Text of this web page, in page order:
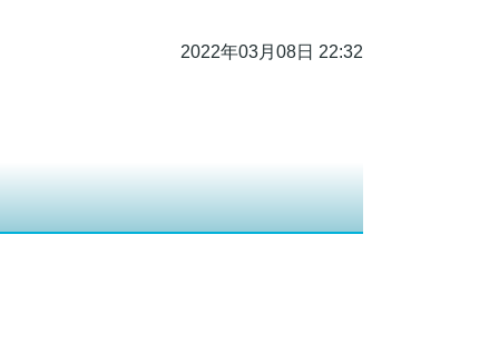
2022年03月08日 22:32